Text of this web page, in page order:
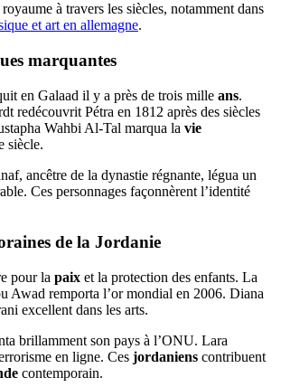
à travers les siècles, notamment dans
et art en allemagne.
marquantes
en Galaad il y a près de trois mille ans.
redécouvrit Pétra en 1812 après des siècles
Wahbi Al-Tal marqua la vie
siècle.
ancêtre de la dynastie régnante, légua un
Ces personnages façonnèrent l’identité
de la Jordanie
pour la paix et la protection des enfants. La
Awad remporta l’or mondial en 2006. Diana
excellent dans les arts.
brillamment son pays à l’ONU. Lara
en ligne. Ces jordaniens contribuent
contemporain.